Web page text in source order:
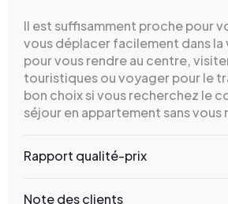
Il est suffisamment proche pour
vous déplacer facilement dans la
pour vous rendre au centre,
touristiques ou voyager pour le
bon choix si vous recherchez le
séjour en appartement sans vous
Rapport qualité-prix
Note des clients